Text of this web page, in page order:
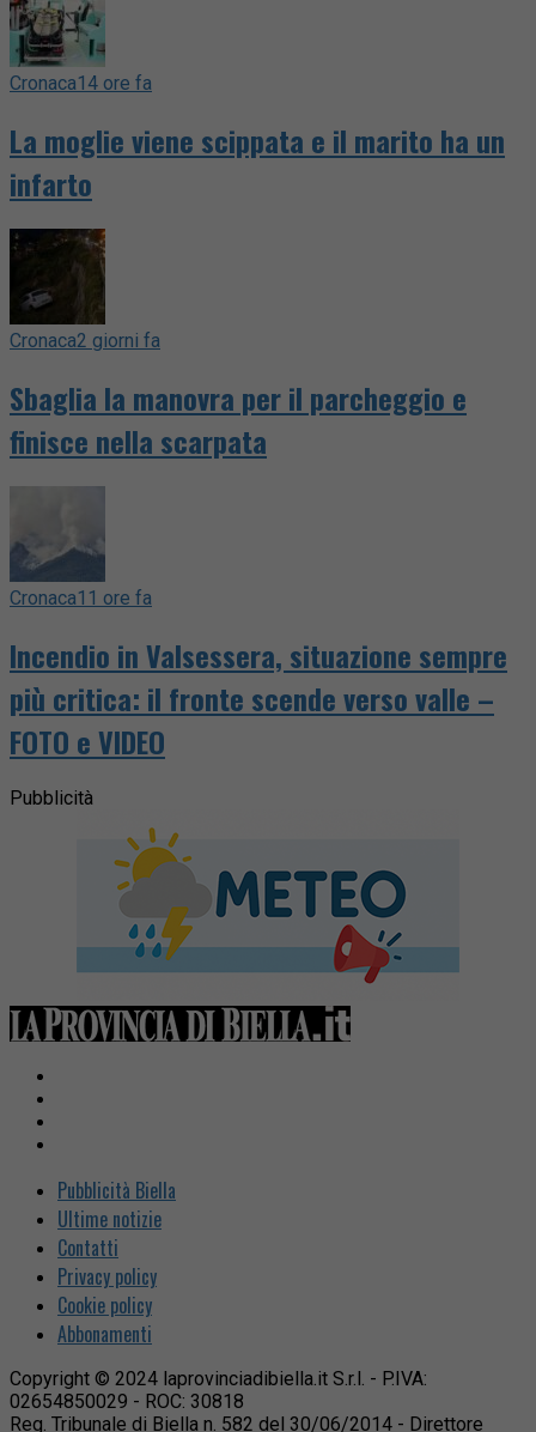
Cronaca14 ore fa
La moglie viene scippata e il marito ha un
infarto
Cronaca2 giorni fa
Sbaglia la manovra per il parcheggio e
finisce nella scarpata
Cronaca11 ore fa
Incendio in Valsessera, situazione sempre
più critica: il fronte scende verso valle –
FOTO e VIDEO
Pubblicità
Pubblicità Biella
Ultime notizie
Contatti
Privacy policy
Cookie policy
Abbonamenti
Copyright © 2024 laprovinciadibiella.it S.r.l. - P.IVA:
02654850029 - ROC: 30818
Reg. Tribunale di Biella n. 582 del 30/06/2014 - Direttore